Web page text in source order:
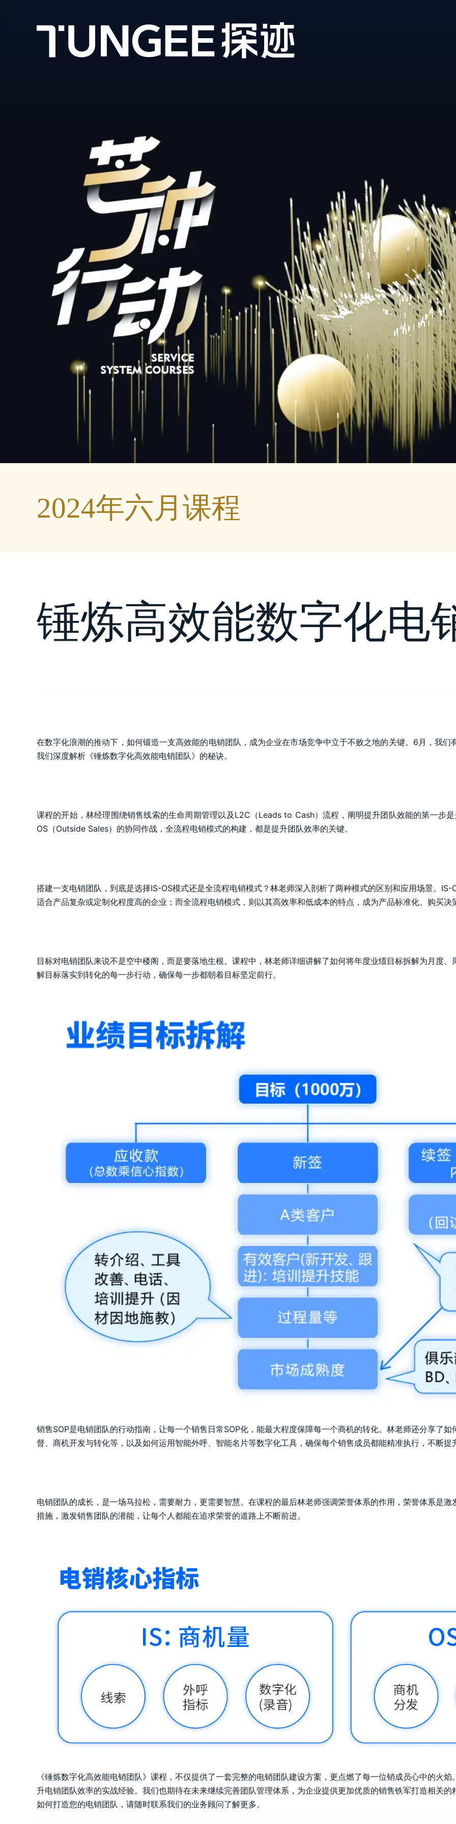
2024年六月课程
锤炼高效能数字化电
在数字化浪潮的推动下，如何锻造一支高效能的电销团队，成为企业在市场竞争中立于不败之地的关键。6月，我
我们深度解析《锤炼数字化高效能电销团队》的秘诀。
课程的开始，林经理围绕销售线索的生命周期管理以及L2C（Leads to Cash）流程，阐明提升团队效能的第一步
OS（Outside Sales）的协同作战，全流程电销模式的构建，都是提升团队效率的关键。
搭建一支电销团队，到底是选择IS-OS模式还是全流程电销模式？林老师深入剖析了两种模式的区别和应用场景。
适合产品复杂或定制化程度高的企业；而全流程电销模式，则以其高效率和低成本的特点，成为产品标准化、购买决
目标对电销团队来说不是空中楼阁，而是要落地生根。课程中，林老师详细讲解了如何将年度业绩目标拆解为月度
解目标落实到转化的每一步行动，确保每一步都朝着目标坚定前行。
销售SOP是电销团队的行动指南，让每一个销售日常SOP化，能最大程度保障每一个商机的转化。林老师还分享了
督、商机开发与转化等，以及如何运用智能外呼、智能名片等数字化工具，确保每个销售成员都能精准执行，不断
电销团队的成长，是一场马拉松，需要耐力，更需要智慧。在课程的最后林老师强调荣誉体系的作用，荣誉体系是
措施，激发销售团队的潜能，让每个人都能在追求荣誉的道路上不断前进。
《锤炼数字化高效能电销团队》课程，不仅提供了一套完整的电销团队建设方案，更点燃了每一位销成员心中的火
升电销团队效率的实战经验。我们也期待在未来继续完善团队管理体系，为企业提供更加优质的销售铁军打造相关
如何打造您的电销团队，请随时联系我们的业务顾问了解更多。